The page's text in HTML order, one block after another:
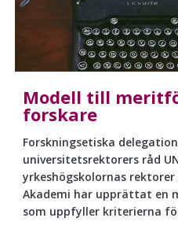
Modell till
forskare
Forskningsetiska
universitetsrektorers råd
yrkeshögskolornas
Akademi har upprättat en
som uppfyller kriterierna